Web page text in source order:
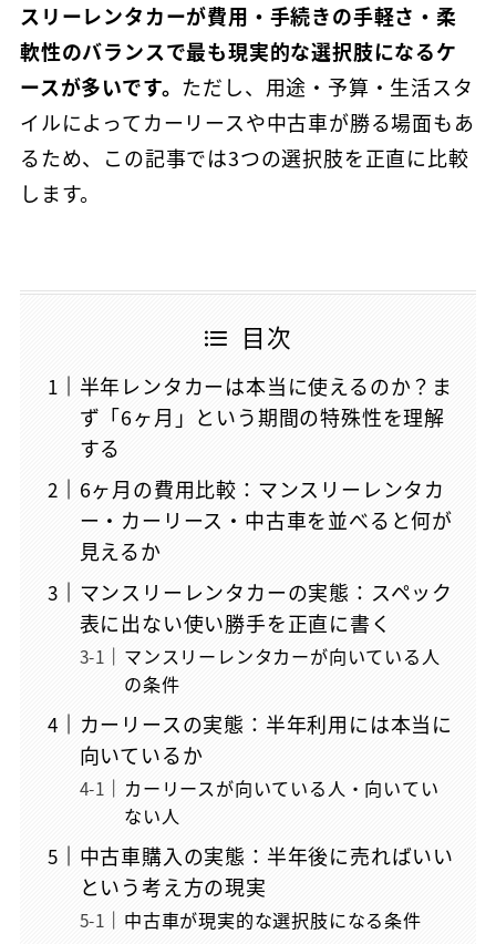
スリーレンタカーが費用・手続きの手軽さ・柔
軟性のバランスで最も現実的な選択肢になるケ
ースが多いです。 ただし、用途・予算・生活スタ
イルによってカーリースや中古車が勝る場面もあ
るため、この記事では3つの選択肢を正直に比較
します。
目次
半年レンタカーは本当に使えるのか？ま
ず「6ヶ月」という期間の特殊性を理解
する
6ヶ月の費用比較：マンスリーレンタカ
ー・カーリース・中古車を並べると何が
見えるか
マンスリーレンタカーの実態：スペック
表に出ない使い勝手を正直に書く
マンスリーレンタカーが向いている人
の条件
カーリースの実態：半年利用には本当に
向いているか
カーリースが向いている人・向いてい
ない人
中古車購入の実態：半年後に売ればいい
という考え方の現実
中古車が現実的な選択肢になる条件